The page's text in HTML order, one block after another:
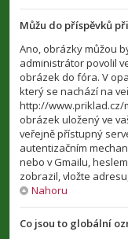
Můžu do příspěvků
Ano, obrázky můžou
administrátor povolil
obrázek do fóra. V
který se nachází na
http://www.priklad.cz/
obrázek uložený ve
veřejně přístupný
autentizačním
nebo v Gmailu,
zobrazil, vložte
Nahoru
Co jsou to globální